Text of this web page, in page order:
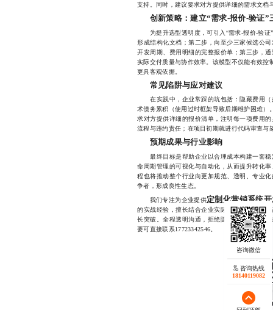
支持。同时，建议要求对方提供详细的需求文档
创新策略：建立“需求-报价-验证”
为提升选型透明度，可引入“需求-报价-验证
形成结构化文档；第二步，向至少三家候选公
开发周期、费用明细的完整报价单；第三步，
实际交付质量与协作效率。该模型不仅能有效控
更具客观依据。
常见陷阱与应对建议
在实践中，企业常踩的坑包括：隐藏费用（
术债务累积（使用过时框架导致后期维护困难）
求对方提供详细的报价清单，注明每一项费用
流程与违约责任；在项目初期就进行代码审查与
预期成果与行业影响
最终目标是帮助企业以合理成本构建一套稳
命周期管理的可视化与自动化，从而提升转化
程也将推动整个行业向更加规范、透明、专业
争者，形成良性生态。
我们专注为企业提供定制化营销系统
的实战经验，擅长结合企业实际业务场景，打
长突破。全程透明沟通，拒绝隐形收费，支持
要可直接联系17723342546。
咨询热线
18140119082